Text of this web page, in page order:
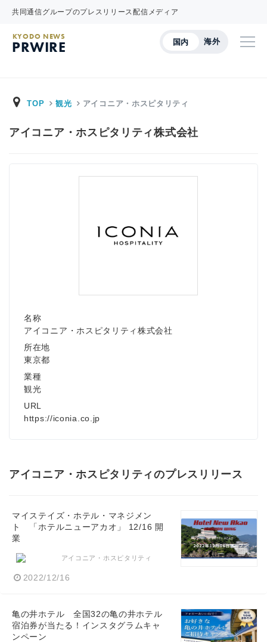
共同通信グループのプレスリリース配信メディア
国内 海外
KYODO NEWS
PRWIRE
TOP 観光 アイコニア・ホスピタリティ
アイコニア・ホスピタリティ株式会社
名称
アイコニア・ホスピタリティ株式会社
所在地
東京都
業種
観光
URL
https://iconia.co.jp
アイコニア・ホスピタリティのプレスリリース
マイステイズ・ホテル・マネジメン
ト 「ホテルニューアカオ」 12/16 開
業
アイコニア・ホスピタリティ
2022/12/16
亀の井ホテル 全国32の亀の井ホテル
宿泊券が当たる！インスタグラムキャ
ンペーン